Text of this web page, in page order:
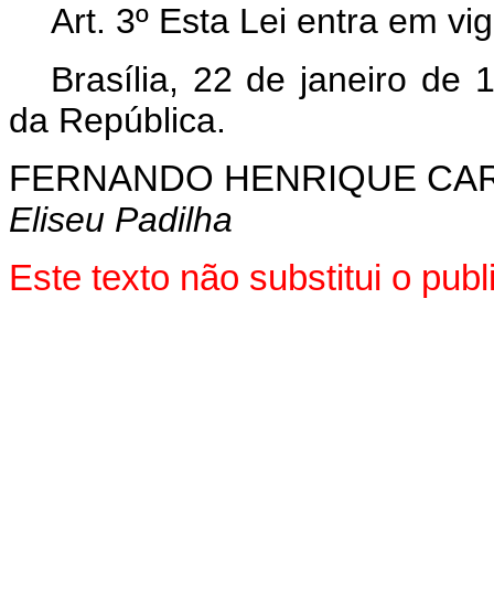
Art. 3º Esta Lei entra em
Brasília, 22 de janeiro de
da República.
FERNANDO HENRIQUE
Eliseu Padilha
Este texto não substitui o